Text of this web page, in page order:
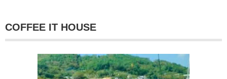
COFFEE IT HOUSE